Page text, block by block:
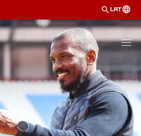
LAT